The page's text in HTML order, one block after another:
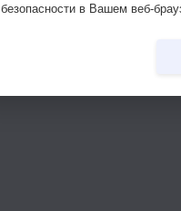
безопасности в Вашем веб-